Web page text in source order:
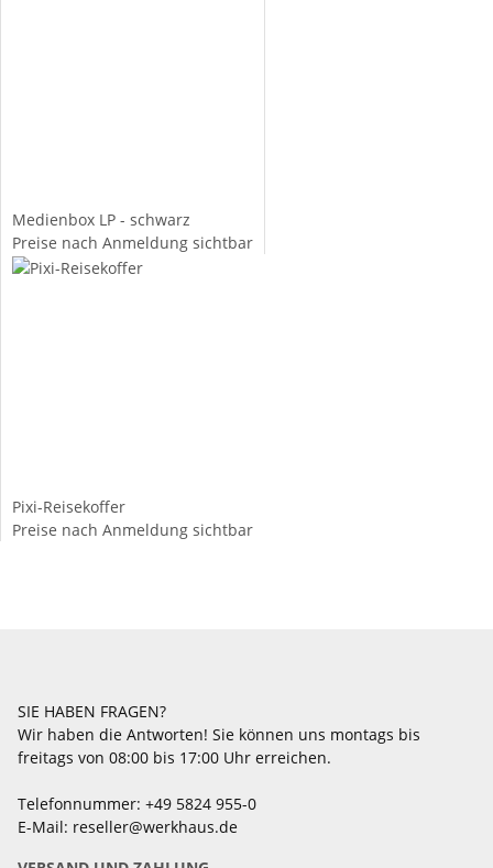
Medienbox LP - schwarz
Preise nach Anmeldung sichtbar
Pixi-Reisekoffer
Preise nach Anmeldung sichtbar
SIE HABEN FRAGEN?
Wir haben die Antworten! Sie können uns montags bis
freitags von 08:00 bis 17:00 Uhr erreichen.
Telefonnummer: +49 5824 955-0
E-Mail: reseller@werkhaus.de